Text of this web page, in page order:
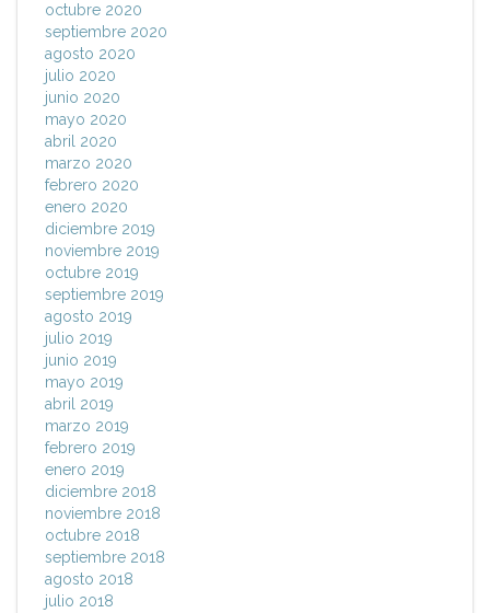
octubre 2020
septiembre 2020
agosto 2020
julio 2020
junio 2020
mayo 2020
abril 2020
marzo 2020
febrero 2020
enero 2020
diciembre 2019
noviembre 2019
octubre 2019
septiembre 2019
agosto 2019
julio 2019
junio 2019
mayo 2019
abril 2019
marzo 2019
febrero 2019
enero 2019
diciembre 2018
noviembre 2018
octubre 2018
septiembre 2018
agosto 2018
julio 2018